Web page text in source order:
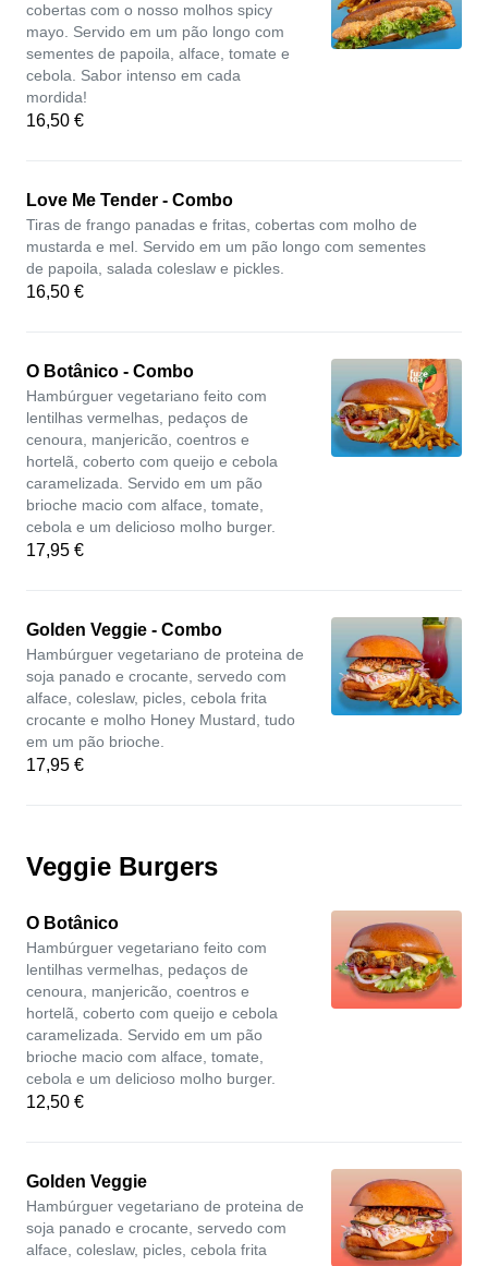
cobertas com o nosso molhos spicy
mayo. Servido em um pão longo com
sementes de papoila, alface, tomate e
cebola. Sabor intenso em cada
mordida!
16,50 €
Love Me Tender - Combo
Tiras de frango panadas e fritas, cobertas com molho de
mustarda e mel. Servido em um pão longo com sementes
de papoila, salada coleslaw e pickles.
16,50 €
O Botânico - Combo
Hambúrguer vegetariano feito com
lentilhas vermelhas, pedaços de
cenoura, manjericão, coentros e
hortelã, coberto com queijo e cebola
caramelizada. Servido em um pão
brioche macio com alface, tomate,
cebola e um delicioso molho burger.
17,95 €
Golden Veggie - Combo
Hambúrguer vegetariano de proteina de
soja panado e crocante, servedo com
alface, coleslaw, picles, cebola frita
crocante e molho Honey Mustard, tudo
em um pão brioche.
17,95 €
Veggie Burgers
O Botânico
Hambúrguer vegetariano feito com
lentilhas vermelhas, pedaços de
cenoura, manjericão, coentros e
hortelã, coberto com queijo e cebola
caramelizada. Servido em um pão
brioche macio com alface, tomate,
cebola e um delicioso molho burger.
12,50 €
Golden Veggie
Hambúrguer vegetariano de proteina de
soja panado e crocante, servedo com
alface, coleslaw, picles, cebola frita